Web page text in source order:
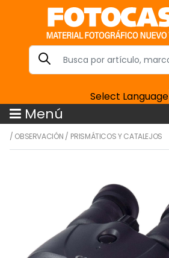
Select Language
Menú
/ OBSERVACIÓN / PRISMÁTICOS Y CATALEJOS